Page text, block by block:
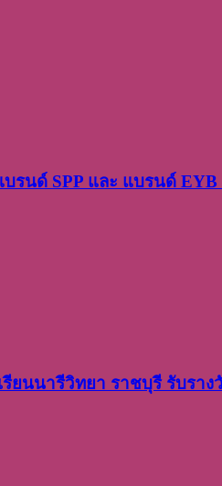
รนด์ SPP และ แบรนด์
ยนนารีวิทยา ราชบุรี รับรา